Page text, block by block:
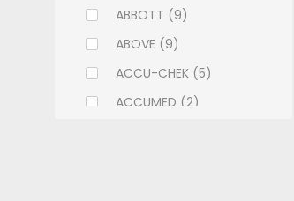
ABBOTT (9)
ABOVE (9)
ACCU-CHEK (5)
ACCUMED (2)